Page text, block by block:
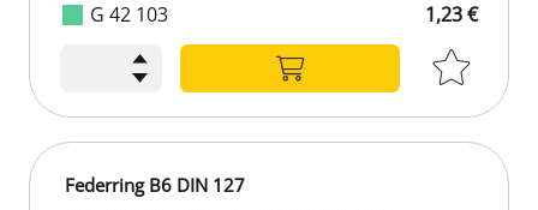
G 42 103 1,23 €
Federring B6 DIN 127